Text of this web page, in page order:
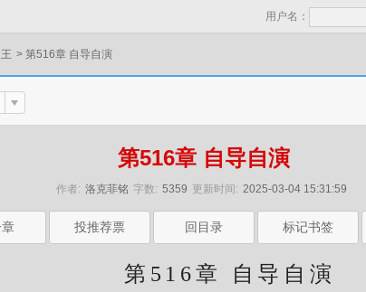
用户名：
> 第516章 自导自演
第516章 自导自演
作者: 洛克菲铭 字数: 5359 更新时间: 2025-03-04 15:31:59
章 投推荐票 回目录 标记书签
第516章 自导自演